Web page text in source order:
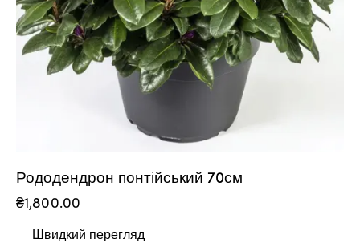
Рододендрон понтійський 70см
₴1,800.00
Швидкий перегляд